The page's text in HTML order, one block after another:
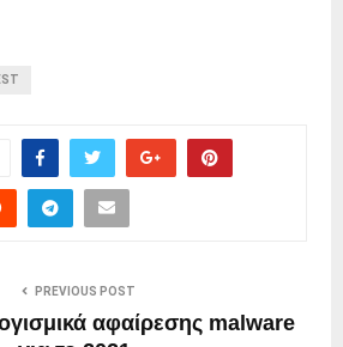
PREVIOUS POST
αφαίρεσης malware